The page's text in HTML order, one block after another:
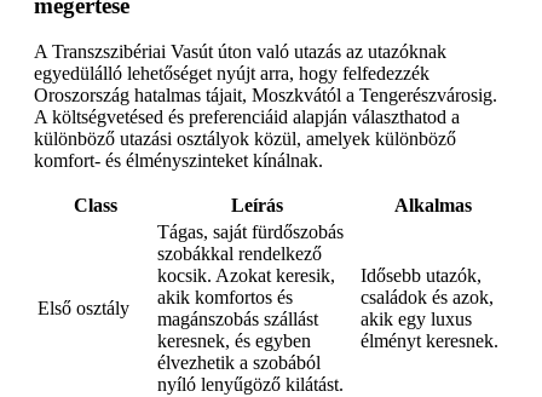
A Transzszibériai Vasút úton való utazás az utazóknak
egyedülálló lehetőséget nyújt arra, hogy felfedezzék
Oroszország hatalmas tájait, Moszkvától a Tengerészvárosig.
A költségvetésed és preferenciáid alapján választhatod a
különböző utazási osztályok közül, amelyek különböző
komfort- és élményszinteket kínálnak.
Class Leírás Alkalmas
Első osztály
Tágas, saját fürdőszobás
szobákkal rendelkező
kocsik. Azokat keresik,
akik komfortos és
magánszobás szállást
keresnek, és egyben
élvezhetik a szobából
nyíló lenyűgöző kilátást.
Idősebb utazók,
családok és azok,
akik egy luxus
élményt keresnek.